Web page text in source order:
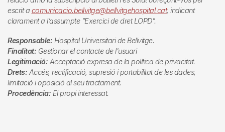
escrit a comunicacio.bellvitge@bellvitgehospital.cat, indicant
clarament a l’assumpte "Exercici de dret LOPD".
Responsable: Hospital Universitari de Bellvitge.
Finalitat: Gestionar el contacte de l'usuari
Legitimació: Acceptació expresa de la política de privacitat.
Drets: Accés, rectificació, supresió i portabilitat de les dades,
limitació i oposició al seu tractament.
Procedència: El propi interessat.